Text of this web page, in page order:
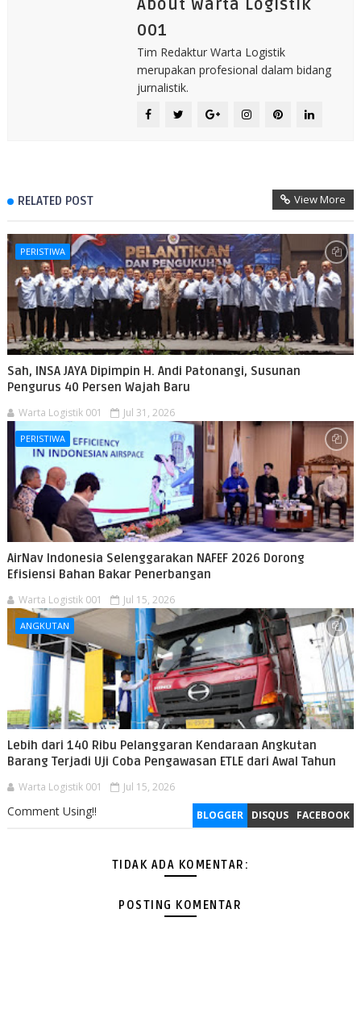
About Warta Logistik
001
Tim Redaktur Warta Logistik
merupakan profesional dalam bidang
jurnalistik.
RELATED POST View More
PERISTIWA
Sah, INSA JAYA Dipimpin H. Andi Patonangi, Susunan
Pengurus 40 Persen Wajah Baru
Warta Logistik 001 Jul 31, 2026
PERISTIWA
AirNav Indonesia Selenggarakan NAFEF 2026 Dorong
Efisiensi Bahan Bakar Penerbangan
Warta Logistik 001 Jul 15, 2026
ANGKUTAN
Lebih dari 140 Ribu Pelanggaran Kendaraan Angkutan
Barang Terjadi Uji Coba Pengawasan ETLE dari Awal Tahun
Warta Logistik 001 Jul 15, 2026
BLOGGER DISQUS FACEBOOK
Comment Using!!
TIDAK ADA KOMENTAR:
POSTING KOMENTAR